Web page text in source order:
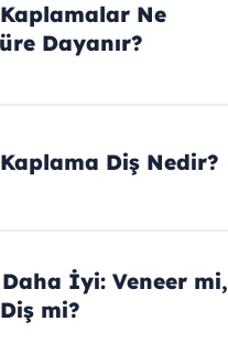
Ne
Dayanır?
Diş Nedir?
İyi: Veneer mi,
mi?